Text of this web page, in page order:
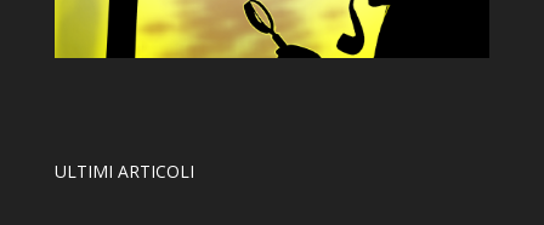
ULTIMI ARTICOLI